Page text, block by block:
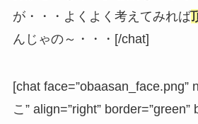
が・・・よくよく考えてみれば
んじゃの～・・・[/chat]
[chat face=”obaasan_face.png”
こ” align=”right” border=”green”